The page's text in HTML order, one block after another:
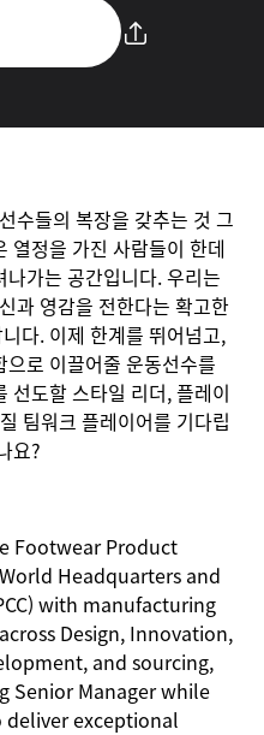
수들의 복장을 갖추는 것 그
열정을 가진 사람들이 한데
가는 공간입니다. 우리는
과 영감을 전한다는 확고한
다. 이제 한계를 뛰어넘고,
로 이끌어줄 운동선수를
선도할 스타일 리더, 플레이
팀워크 플레이어를 기다립
요?
Footwear Product
Headquarters and
with manufacturing
Design, Innovation,
and sourcing,
Senior Manager while
exceptional